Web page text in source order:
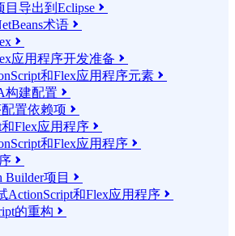
目导出到Eclipse 
术语 

应用程序开发准备 
和Flex应用程序元素 
构建配置 
置依赖项 
Flex应用程序 
和Flex应用程序 

Builder项目 
ActionScript和Flex应用程序 
的重构 